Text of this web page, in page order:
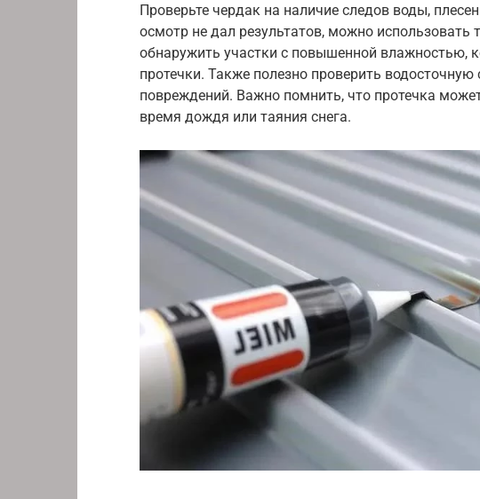
Проверьте чердак на наличие следов воды,
осмотр не дал результатов, можно использовать
обнаружить участки с повышенной влажностью,
протечки. Также полезно проверить водосточную
повреждений. Важно помнить, что протечка
время дождя или таяния снега.